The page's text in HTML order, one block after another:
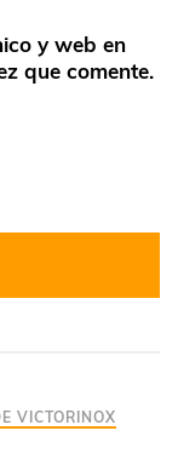
y web en
que comente.
VICTORINOX